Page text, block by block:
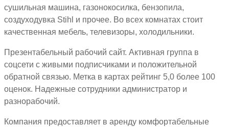
сушильная машина, газонокосилка, бензопила,
создуходувка Stihl и прочее. Во всех комнатах стоит
качественная мебель, телевизоры, холодильники.
Презентабельный рабочий сайт. Активная группа в
соцсети с живыми подписчиками и положительной
обратной связью. Метка в картах рейтинг 5,0 более 100
оценок. Надежные сотрудники администратор и
разнорабочий.
Компания предоставляет в аренду комфортабельные